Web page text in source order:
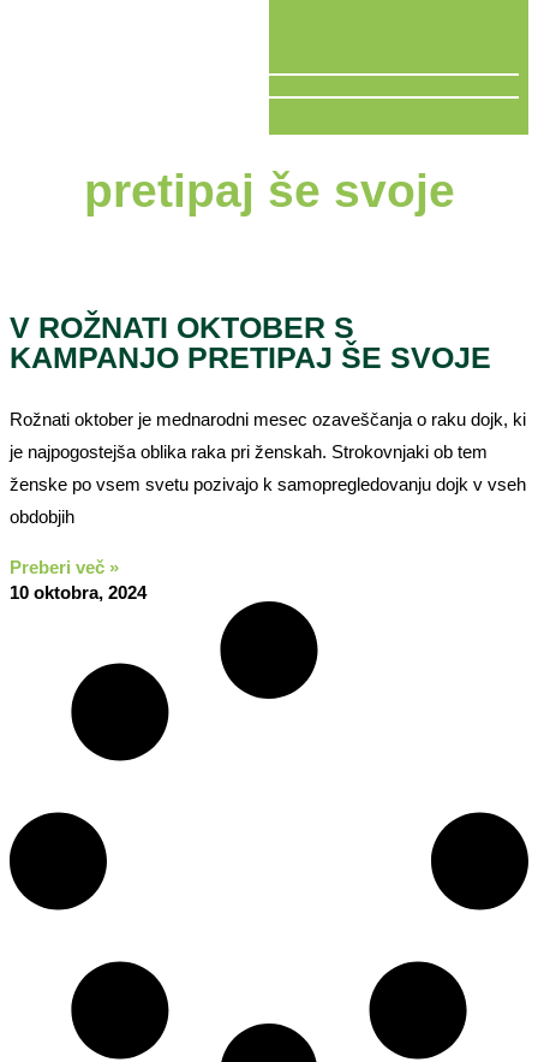
pretipaj še svoje
V ROŽNATI OKTOBER S
KAMPANJO PRETIPAJ ŠE SVOJE
Rožnati oktober je mednarodni mesec ozaveščanja o raku dojk, ki
je najpogostejša oblika raka pri ženskah. Strokovnjaki ob tem
ženske po vsem svetu pozivajo k samopregledovanju dojk v vseh
obdobjih
Preberi več »
10 oktobra, 2024